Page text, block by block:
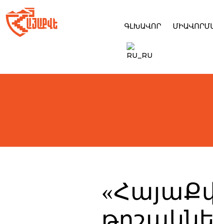
to
content
ԳԼԽԱՎՈՐ